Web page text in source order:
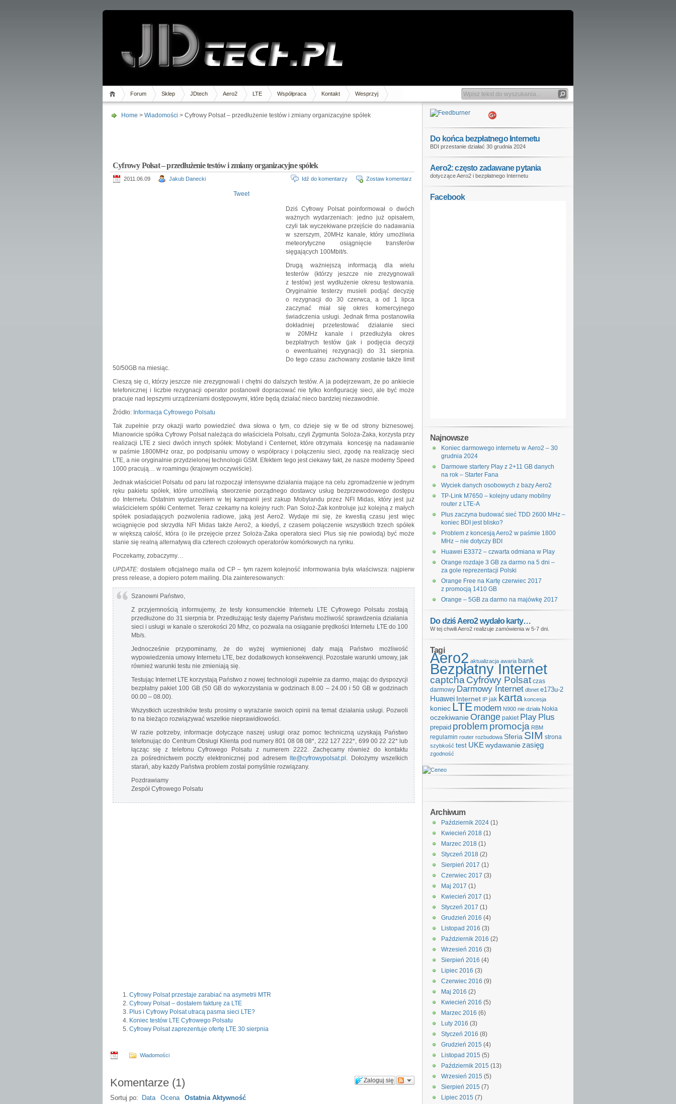
Forum Sklep JDtech Aero2 LTE Współpraca Kontakt Wesprzyj
Home > Wiadomości > Cyfrowy Polsat – przedłużenie testów i zmiany organizacyjne spółek
Cyfrowy Polsat – przedłużenie testów i zmiany organizacyjne spółek
2011.06.09 Jakub Danecki Zostaw komentarz
Idź do komentarzy
Tweet
Dziś Cyfrowy Polsat poinformował o dwóch
ważnych wydarzeniach: jedno już opisałem,
czyli tak wyczekiwane przejście do nadawania
w szerszym, 20MHz kanale, który umożliwia
meteorytyczne osiągnięcie transferów
sięgających 100Mbit/s.
Drugą ważniejszą informacją dla wielu
testerów (którzy jeszcze nie zrezygnowali
z testów) jest wydłużenie okresu testowania.
Oryginalnie testerzy musieli podjąć decyzję
o rezygnacji do 30 czerwca, a od 1 lipca
zaczynać miał się okres komercyjnego
świadczenia usługi. Jednak firma postanowiła
dokładniej przetestować działanie sieci
w 20MHz kanale i przedłużyła okres
bezpłatnych testów (jak i podjęcia decyzji
o ewentualnej rezygnacji) do 31 sierpnia.
Do tego czasu zachowany zostanie także limit
50/50GB na miesiąc.
Cieszą się ci, którzy jeszcze nie zrezygnowali i chętni do dalszych testów. A ja podejrzewam, że po ankiecie
telefonicznej i liczbie rezygnacji operator postanowił dopracować nie tylko konfigurację sieci, ale być może
pracuje nad lepszymi urządzeniami dostępowymi, które będą działać nieco bardziej niezawodnie.
Źródło: Informacja Cyfrowego Polsatu
Tak zupełnie przy okazji warto powiedzieć dwa słowa o tym, co dzieje się w tle od strony biznesowej.
Mianowicie spółka Cyfrowy Polsat należąca do właściciela Polsatu, czyli Zygmunta Soloża-Żaka, korzysta przy
realizacji LTE z sieci dwóch innych spółek: Mobyland i Centernet, które otrzymała koncesję na nadawanie
w paśmie 1800MHz oraz, po podpisaniu umowy o współpracy i połączeniu sieci, zgodę na realizację sieci
LTE, a nie oryginalnie przydzielonej technologii GSM. Efektem tego jest ciekawy fakt, że nasze modemy Speed
1000 pracują… w roamingu (krajowym oczywiście).
Jednak właściciel Polsatu od paru lat rozpoczął intensywne działania mające na celu zgromadzenie w jednym
ręku pakietu spółek, które umożliwią stworzenie porządnego dostawcy usług bezprzewodowego dostępu
do Internetu. Ostatnim wydarzeniem w tej kampanii jest zakup Mobylandu przez NFI Midas, który jest już
właścicielem spółki Centernet. Teraz czekamy na kolejny ruch: Pan Soloż-Żak kontroluje już kolejną z małych
spółek posiadających pozwolenia radiowe, jaką jest Aero2. Wydaje mi się, że kwestią czasu jest więc
wciągnięcie pod skrzydła NFI Midas także Aero2, a kiedyś, z czasem połączenie wszystkich trzech spółek
w większą całość, która (o ile przejęcie przez Soloża-Żaka operatora sieci Plus się nie powiodą) być może
stanie się realną alternatywą dla czterech czołowych operatorów komórkowych na rynku.
Poczekamy, zobaczymy…
UPDATE: dostałem oficjalnego maila od CP – tym razem kolejność informowania była właściwsza: najpierw
press release, a dopiero potem mailing. Dla zainteresowanych:
Szanowni Państwo,
Z przyjemnością informujemy, że testy konsumenckie Internetu LTE Cyfrowego Polsatu zostają
przedłużone do 31 sierpnia br. Przedłużając testy dajemy Państwu możliwość sprawdzenia działania
sieci i usługi w kanale o szerokości 20 Mhz, co pozwala na osiąganie prędkości Internetu LTE do 100
Mb/s.
Jednocześnie przypominamy, że do wyżej wymienionej daty mają Państwo możliwość
wypowiedzenia umowy Internetu LTE, bez dodatkowych konsekwencji. Pozostałe warunki umowy, jak
również warunki testu nie zmieniają się.
Testując Internet LTE korzystają Państwo z nowej technologii zupełnie za darmo, mając do dyspozycji
bezpłatny pakiet 100 GB (50 GB do wykorzystania w godzinach 8.00 – 24.00 i 50 GB w godzinach
00.00 – 08.00).
Wszystkich uczestników testu prosimy o wyrażanie swoich opinii na temat działania usługi. Pozwoli
to na bieżąco rozwiązywać wszelkie nieprawidłowości.
W razie potrzeby, informacje dotyczące naszej usługi oraz pomoc techniczną uzyskają Państwo
telefonując do Centrum Obsługi Klienta pod numery 801 08 08 08*, 222 127 222*, 699 00 22 22* lub
łącząc się z telefonu Cyfrowego Polsatu z numerem 2222. Zachęcamy również do kontaktu
za pośrednictwem poczty elektronicznej pod adresem
lte@cyfrowypolsat.pl . Dołożymy wszelkich
starań, aby każdy Państwa problem został pomyślnie rozwiązany.
Pozdrawiamy
Zespół Cyfrowego Polsatu
Cyfrowy Polsat przestaje zarabiać na asymetrii MTR
Cyfrowy Polsat – dostałem fakturę za LTE
Plus i Cyfrowy Polsat utracą pasma sieci LTE?
Koniec testów LTE Cyfrowego Polsatu
Cyfrowy Polsat zaprezentuje ofertę LTE 30 sierpnia
Wiadomości
Zaloguj się
Komentarze (1)
Sortuj po: Data Ocena Ostatnia Aktywność
Do końca bezpłatnego Internetu
BDI przestanie działać 30 grudnia 2024
Aero2: często zadawane pytania
dotyczące Aero2 i bezpłatnego Internetu
Facebook
Najnowsze
Koniec darmowego internetu w Aero2 – 30
grudnia 2024
Darmowe startery Play z 2+11 GB danych
na rok – Starter Fana
Wyciek danych osobowych z bazy Aero2
TP-Link M7650 – kolejny udany mobilny
router z LTE-A
Plus zaczyna budować sieć TDD 2600 MHz –
koniec BDI jest blisko?
Problem z koncesją Aero2 w paśmie 1800
MHz – nie dotyczy BDI
Huawei E3372 – czwarta odmiana w Play
Orange rozdaje 3 GB za darmo na 5 dni –
za gole reprezentacji Polski
Orange Free na Kartę czerwiec 2017
z promocją 1410 GB
Orange – 5GB za darmo na majówkę 2017
Do dziś Aero2 wydało karty…
W tej chwili Aero2 realizuje zamówienia w 5-7 dni.
Tagi
Aero2 aktualizacja awaria bank
Bezpłatny Internet
captcha Cyfrowy Polsat czas
darmowy Darmowy Internet dbnet e173u-2
Huawei Internet IP jak karta koncesja
koniec LTE modem N900 nie działa Nokia
oczekiwanie Orange pakiet Play Plus
prepaid problem promocja RBM
regulamin router rozbudowa Sferia SIM strona
szybkość test UKE wydawaniezasięg
zgodność
Archiwum
Październik 2024 (1)
Kwiecień 2018 (1)
Marzec 2018 (1)
Styczeń 2018 (2)
Sierpień 2017 (1)
Czerwiec 2017 (3)
Maj 2017 (1)
Kwiecień 2017 (1)
Styczeń 2017 (1)
Grudzień 2016 (4)
Listopad 2016 (3)
Październik 2016 (2)
Wrzesień 2016 (3)
Sierpień 2016 (4)
Lipiec 2016 (3)
Czerwiec 2016 (9)
Maj 2016 (2)
Kwiecień 2016 (5)
Marzec 2016 (6)
Luty 2016 (3)
Styczeń 2016 (8)
Grudzień 2015 (4)
Listopad 2015 (5)
Październik 2015 (13)
Wrzesień 2015 (5)
Sierpień 2015 (7)
Lipiec 2015 (7)